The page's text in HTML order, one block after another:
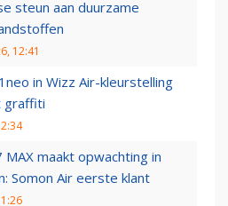
steun aan duurzame
12:41
in Wizz Air-kleurstelling
graffiti
MAX maakt opwachting in
Somon Air eerste klant